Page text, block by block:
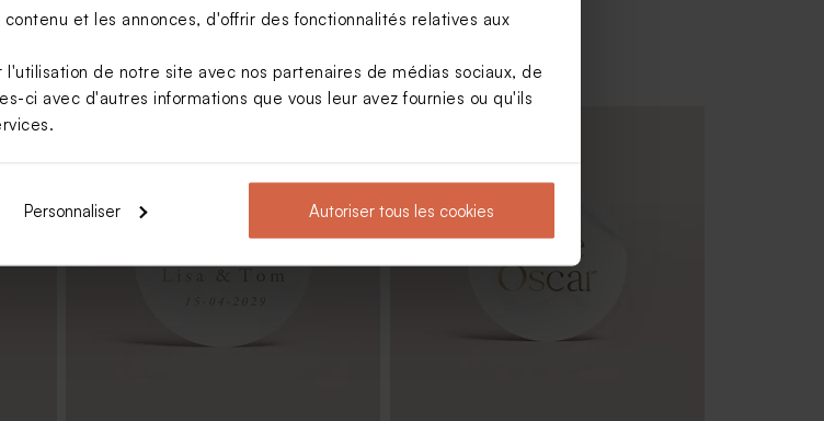
et les annonces, d'offrir des fonctionnalités relatives aux
de notre site avec nos partenaires de médias sociaux, de
ci avec d'autres informations que vous leur avez fournies ou qu'ils
Personnaliser Autoriser tous les cookies
Panneau bienvenue mariage avec
Livret de messe mariage photo et
initiale